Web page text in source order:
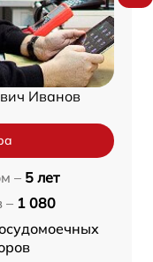
Иванов
– 5 лет
– 1 080